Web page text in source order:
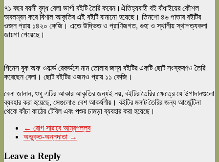
৭১ বছর বয়সী বৃদ্ধ বেলা ভার্গা বইটি তৈরি করেন।ঐতিহ্যবাহী বই বাঁধাইয়ের কৌশল
অবলম্বন করে বিশাল আকৃতির এই বইটি বানানো হয়েছে। তিনশো ৪৬ পাতার বইটির
ওজন প্রায় ১৪২০ কেজি। এতে উদ্ভিত ও প্রাণিজগত, গুহা ও স্থানীয় স্থাপত্যকলা
জায়গা পেয়েছে।
গিনেস বুক অফ ওয়ার্ল্ড রেকর্ডসে নাম তোলার জন্য বইটির একটি ছোট সংস্করণও তৈরি
করেছেন বেলা। ছোট বইটির ওজনও প্রায় ১১ কেজি।
বেলা জানান, শুধু এটির আকার আকৃতির জন্যই নয়, বইটির তৈরির ক্ষেত্রে যে উপাদানগুলো
ব্যবহার করা হয়েছে, সেগুলোও বেশ আকর্ষণীয়। বইটির মলাট তৈরির জন্য আর্জেন্টিনা
থেকে কাঁচা কাঠের টেবিল এবং পশুর চামড়া ব্যবহার করা হয়েছে।
← রোগ সারাবে আম্রপল্লব
অভুক্ত-অন্নদাতা →
Leave a Reply